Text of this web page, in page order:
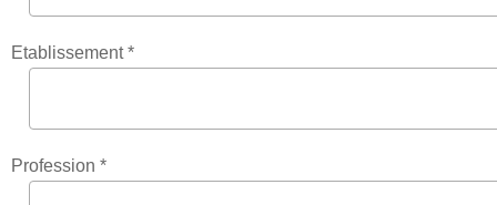
Etablissement *
Profession *